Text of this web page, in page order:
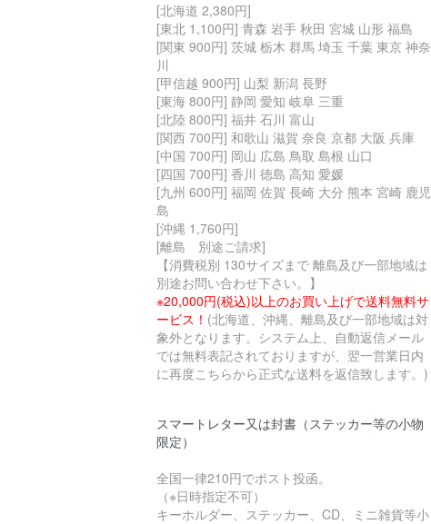
[北海道 2,380円]
[東北 1,100円] 青森 岩手 秋田 宮城 山形 福島
[関東 900円] 茨城 栃木 群馬 埼玉 千葉 東京 神奈
川
[甲信越 900円] 山梨 新潟 長野
[東海 800円] 静岡 愛知 岐阜 三重
[北陸 800円] 福井 石川 富山
[関西 700円] 和歌山 滋賀 奈良 京都 大阪 兵庫
[中国 700円] 岡山 広島 鳥取 島根 山口
[四国 700円] 香川 徳島 高知 愛媛
[九州 600円] 福岡 佐賀 長崎 大分 熊本 宮崎 鹿児
島
[沖縄 1,760円]
[離島 別途ご請求]
【消費税別 130サイズまで 離島及び一部地域は
別途お問い合わせ下さい。】
※20,000円(税込)以上のお買い上げで送料無料サ
ービス！ (北海道、沖縄、離島及び一部地域は対
象外となります。システム上、自動返信メール
では無料表記されておりますが、翌一営業日内
に再度こちらから正式な送料を返信致します。)
スマートレター又は封書（ステッカー等の小物
限定）
全国一律210円でポスト投函。
（※日時指定不可）
キーホルダー、ステッカー、CD、ミニ雑貨等小